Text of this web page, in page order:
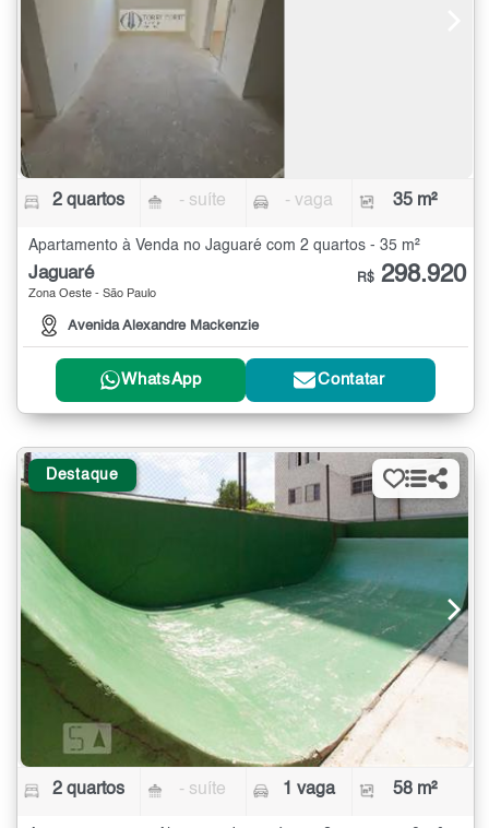
2 quartos - suíte - vaga 35 m²
Apartamento à Venda no Jaguaré com 2 quartos - 35 m²
Jaguaré
Zona Oeste - São Paulo
Avenida Alexandre Mackenzie
R$ 298.920
WhatsApp Contatar
Destaque
2 quartos - suíte 1 vaga 58 m²